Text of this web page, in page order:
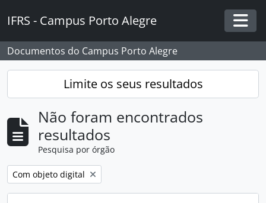
IFRS - Campus Porto Alegre
Documentos do Campus Porto Alegre
Limite os seus resultados
Não foram encontrados
resultados
Pesquisa por órgão
Remover filtro:
Com objeto digital